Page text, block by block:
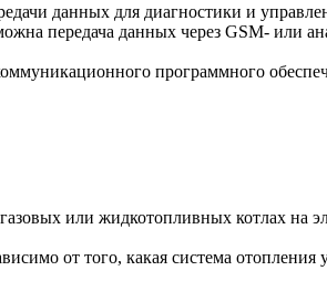
данных для диагностики и
передача данных через GSM- или
программного
или жидкотопливных котлах на
от того, какая система отопления